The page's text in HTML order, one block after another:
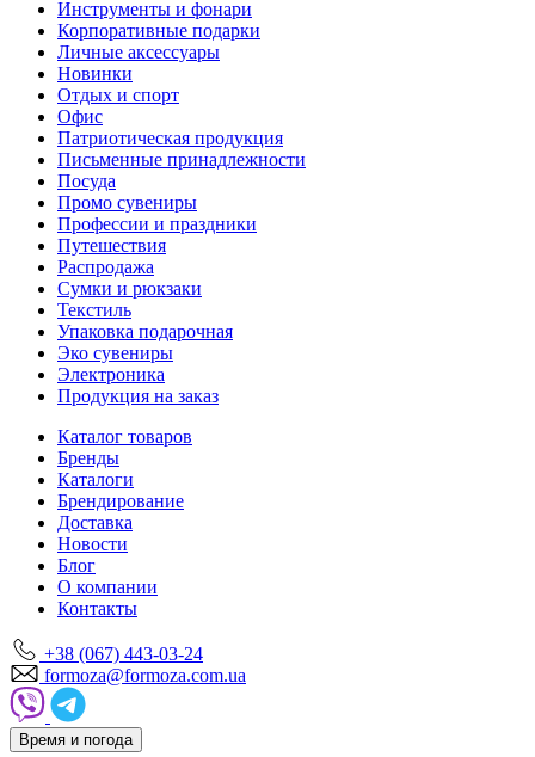
Инструменты и фонари
Корпоративные подарки
Личные аксессуары
Новинки
Отдых и спорт
Офис
Патриотическая продукция
Письменные принадлежности
Посуда
Промо сувениры
Профессии и праздники
Путешествия
Распродажа
Сумки и рюкзаки
Текстиль
Упаковка подарочная
Эко сувениры
Электроника
Продукция на заказ
Каталог товаров
Бренды
Каталоги
Брендирование
Доставка
Новости
Блог
О компании
Контакты
+38 (067) 443-03-24
formoza@formoza.com.ua
Время и погода